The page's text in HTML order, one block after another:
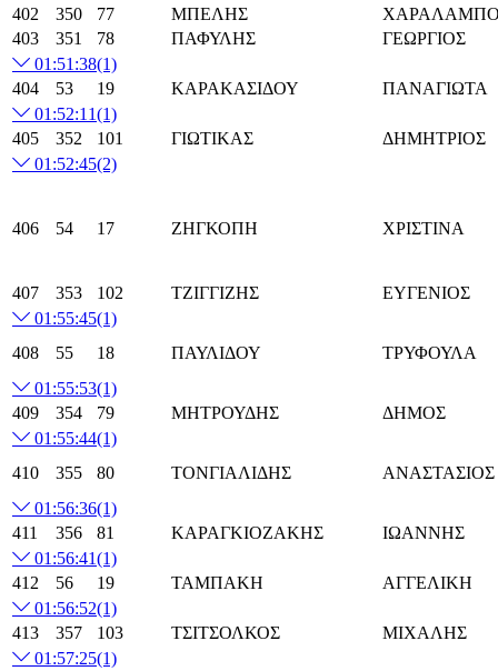
402
350 77 ΜΠΕΛΗΣ
403
351 78 ΠΑΦΥΛΗΣ
ΓΕΩΡΓΙΟΣ
01:51:38(1)
404
53 19 ΚΑΡΑΚΑΣΙΔΟΥ
ΠΑΝΑΓΙΩΤΑ
01:52:11(1)
405
352 101 ΓΙΩΤΙΚΑΣ
ΔΗΜΗΤΡΙΟΣ
01:52:45(2)
406 54 17 ΖΗΓΚΟΠΗ ΧΡΙΣΤΙΝΑ
407 353 102 ΤΖΙΓΓΙΖΗΣ
ΕΥΓΕΝΙΟΣ
01:55:45(1)
408
55 18 ΠΑΥΛΙΔΟΥ
ΤΡΥΦΟΥΛΑ
01:55:53(1)
409
354 79 ΜΗΤΡΟΥΔΗΣ
ΔΗΜΟΣ
01:55:44(1)
410
355 80 ΤΟΝΓΙΑΛΙΔΗΣ
ΑΝΑΣΤΑΣΙΟΣ
01:56:36(1)
411
356 81 ΚΑΡΑΓΚΙΟΖΑΚΗΣ
ΙΩΑΝΝΗΣ
01:56:41(1)
412
56 19 ΤΑΜΠΑΚΗ
ΑΓΓΕΛΙΚΗ
01:56:52(1)
413
357 103 ΤΣΙΤΣΟΛΚΟΣ
ΜΙΧΑΛΗΣ
01:57:25(1)